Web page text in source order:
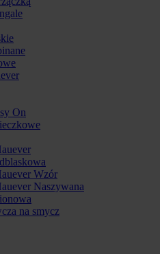
On
Wzór
Naszywana
na smycz